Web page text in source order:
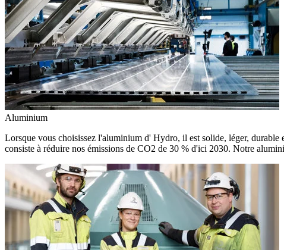
Aluminium
Lorsque vous choisissez l'aluminium d' Hydro, il est solide, léger,
consiste à réduire nos émissions de CO2 de 30 % d'ici 2030. Notre